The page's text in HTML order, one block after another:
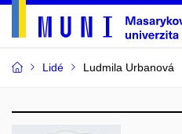
Lidé Ludmila Urbanová